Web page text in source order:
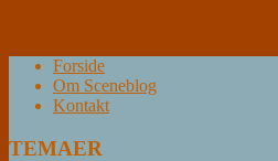
Forside
Om Sceneblog
Kontakt
TEMAER